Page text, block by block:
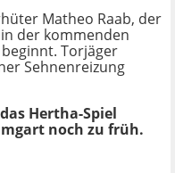
Matheo Raab, der
der kommenden
Torjäger
Sehnenreizung
Hertha-Spiel
noch zu früh.